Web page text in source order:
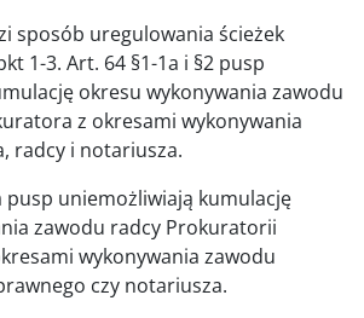
sposób uregulowania ścieżek
1-3. Art. 64 §1-1a i §2 pusp
okresu wykonywania zawodu
z okresami wykonywania
radcy i notariusza.
pusp uniemożliwiają kumulację
zawodu radcy Prokuratorii
wykonywania zawodu
czy notariusza.